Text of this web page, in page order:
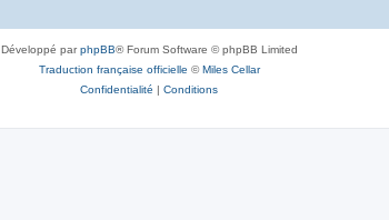
Développé parphpBB® Forum Software © phpBB Limited
Traduction française officielle ©Miles Cellar
Confidentialité | Conditions